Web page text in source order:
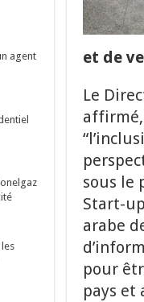
et de
Le
affirmé,
sous le
Start-
arabe
pour
pays et
agent